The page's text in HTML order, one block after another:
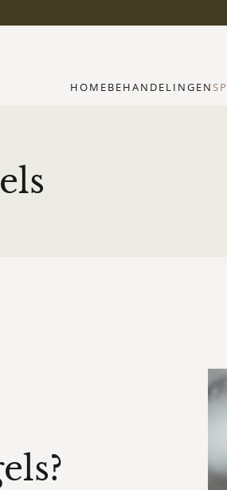
HOMEBEHANDELINGEN